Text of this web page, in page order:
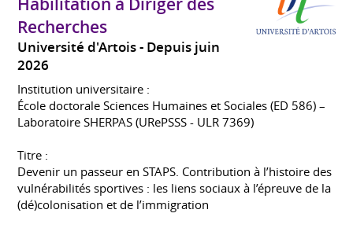
Recherches
Université d'Artois
Depuis juin
2026
Institution universitaire :
École doctorale Sciences Humaines et Sociales (ED 586) –
Laboratoire SHERPAS (URePSSS - ULR 7369)
Titre :
Devenir un passeur en STAPS. Contribution à l’histoire des
vulnérabilités sportives : les liens sociaux à l’épreuve de la
(dé)colonisation et de l’immigration